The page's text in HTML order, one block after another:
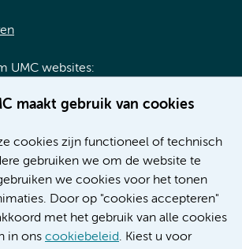
maakt gebruik van cookies
cookies zijn functioneel of technisch
gebruiken we om de website te
we cookies voor het tonen
Door op "cookies accepteren"
met het gebruik van alle cookies
in ons cookiebeleid. Kiest u voor
UMC websites:
UMC
AMC
VUmc